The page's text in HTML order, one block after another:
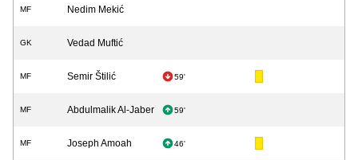
MF Nedim Mekić
GK Vedad Muftić
MF Semir Štilić 59'
MF Abdulmalik Al-Jaber 59'
MF Joseph Amoah 46'